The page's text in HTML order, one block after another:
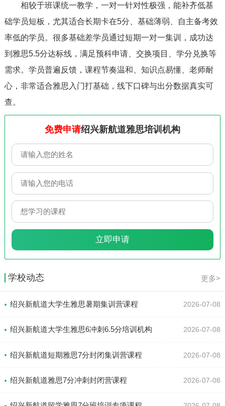
相较于班课统一教学，一对一针对性极强，能补齐低基
础学员短板，尤其适合长期卡在5分、基础薄弱、自主备考效
率低的学员。很多基础差学员通过短期一对一集训，成功达
到雅思5.5分达标线，满足预科申请、交换项目、学分兑换等
需求。学员普遍反馈，课程节奏温和、知识点易懂、老师耐
心，非常适合雅思入门打基础，线下口碑与出分数据真实可
查。
免费申请绍兴新航道雅思培训机构
学校动态 更多>
绍兴新航道大学生雅思暑期集训营课程 2026-07-08
绍兴新航道大学生雅思6冲刺6.5分培训机构 2026-07-08
绍兴新航道短期雅思7分封闭集训营课程 2026-07-08
绍兴新航道雅思7分冲刺封闭营课程 2026-07-08